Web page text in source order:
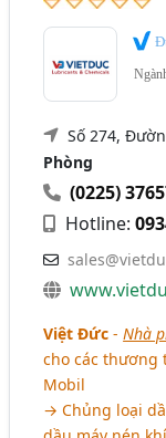
Số 274,
Phòng
(0225)
Hotline:
Việt Đức -Nhà
cho các thương
Mobil
→ Chủng loại